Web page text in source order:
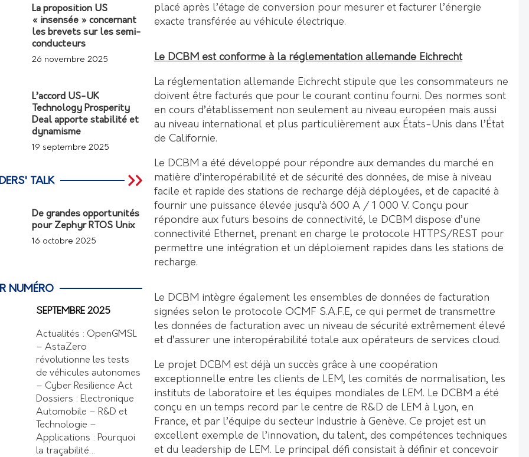
placé après l’étage de conversion pour mesurer et facturer l’énergie
exacte transférée au véhicule électrique.
Le DCBM est conforme à la réglementation allemande Eichrecht
La réglementation allemande Eichrecht stipule que les consommateurs ne
doivent être facturés que pour le courant continu fourni. Des normes sont
en cours d’établissement non seulement au niveau européen mais aussi
au niveau international et plus particulièrement aux États-Unis dans l’État
de Californie.
Le DCBM a été développé pour répondre aux demandes du marché en
matière d’interopérabilité et de sécurité des données, de mise à niveau
facile et rapide des stations de recharge déjà déployées, et de capacité à
fournir une puissance élevée jusqu’à 600 A / 1 000 V. Conçu pour
répondre aux futurs besoins de connectivité, le DCBM dispose d’une
connectivité Ethernet, prenant en charge le protocole HTTPS/REST pour
permettre une intégration et un déploiement rapides dans les stations de
recharge.
Le DCBM intègre également les ensembles de données de facturation
signées selon le protocole OCMF S.A.F.E, ce qui permet de transmettre
les données de facturation avec un niveau de sécurité extrêmement élevé
et d’assurer une interopérabilité totale aux opérateurs de services cloud.
Le projet DCBM est déjà un succès grâce à une coopération
exceptionnelle entre les clients de LEM, les comités de normalisation, les
instituts de laboratoire et les équipes mondiales de LEM. Le DCBM a été
conçu en un temps record par le centre de R&D de LEM à Lyon, en
France, et par l’équipe du secteur Industrie à Genève. Ce projet est un
excellent exemple de l’innovation, du talent, des compétences techniques
et du leadership de LEM. Le principal défi consistait à définir et concevoir
La proposition US
« insensée » concernant
les brevets sur les semi-
conducteurs
26 novembre 2025
L’accord US-UK
Technology Prosperity
Deal apporte stabilité et
dynamisme
19 septembre 2025
TALK
De grandes opportunités
pour Zephyr RTOS Unix
16 octobre 2025
NUMÉRO
SEPTEMBRE 2025
Actualités : OpenGMSL
– AstaZero
révolutionne les tests
de véhicules autonomes
– Cyber Resilience Act
Dossiers : Electronique
Automobile – R&D et
Technologie –
Applications : Pourquoi
la traçabilité…